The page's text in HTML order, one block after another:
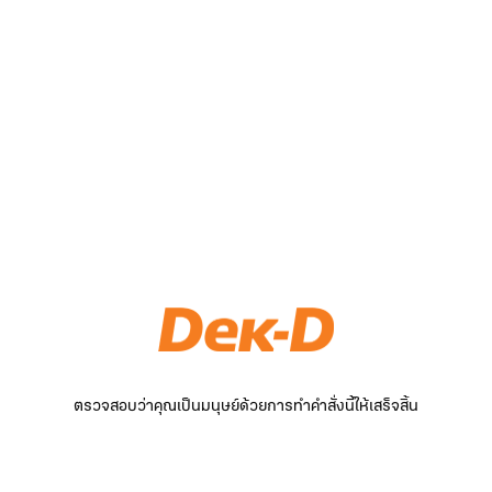
ตรวจสอบว่าคุณเป็นมนุษย์ด้วยการทำคำสั่งนี้ให้เสร็จสิ้น